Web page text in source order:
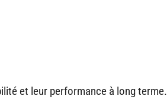
et leur performance à long terme.